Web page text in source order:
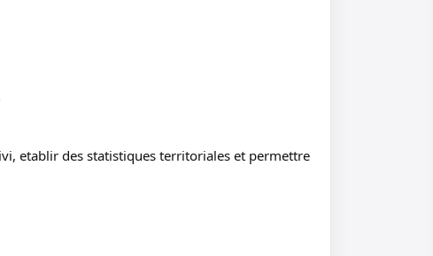
etablir des statistiques territoriales et permettre